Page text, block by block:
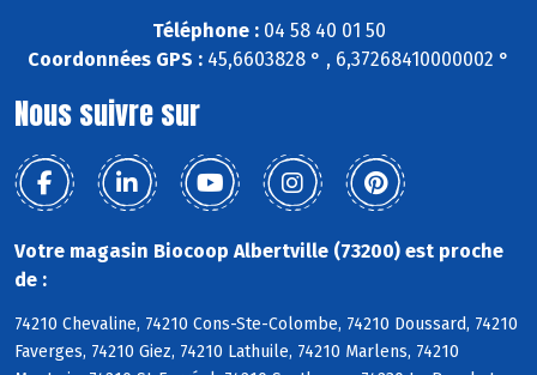
Téléphone :04 58 40 01 50
Coordonnées GPS : 45,6603828 ° , 6,37268410000002 °
Nous suivre sur
Votre magasin Biocoop Albertville (73200) est proche
de :
74210 Chevaline, 74210 Cons-Ste-Colombe, 74210 Doussard, 74210
Faverges, 74210 Giez, 74210 Lathuile, 74210 Marlens, 74210